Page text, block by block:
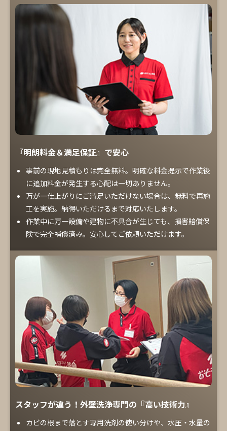
『明朗料金＆満足保証』で安心
事前の現地見積もりは完全無料。明確な料金提示で作業後
に追加料金が発生する心配は一切ありません。
万が一仕上がりにご満足いただけない場合は、無料で再施
工を実施。納得いただけるまで対応いたします。
作業中に万一設備や建物に不具合が生じても、損害賠償保
険で完全補償済み。安心してご依頼いただけます。
スタッフが違う！外壁洗浄専門の『高い技術力』
カビの根まで落とす専用洗剤の使い分けや、水圧・水量の